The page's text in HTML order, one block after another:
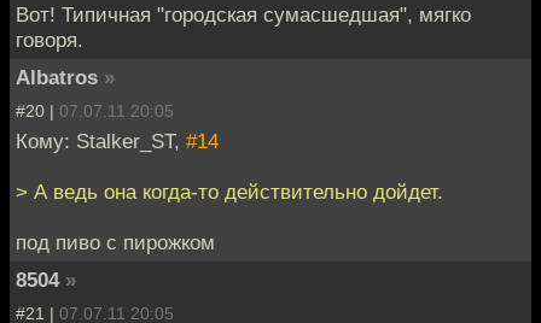
Вот! Типичная "городская сумасшедшая", мягко
говоря.
Albatros »
#20 | 07.07.11 20:05
Кому: Stalker_ST, #14
> А ведь она когда-то действительно дойдет.
под пиво с пирожком
8504 »
#21 | 07.07.11 20:05